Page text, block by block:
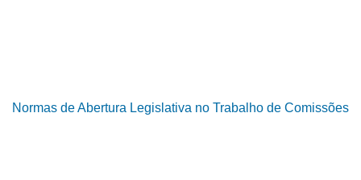
Normas de Abertura Legislativa no Trabalho de Comissões